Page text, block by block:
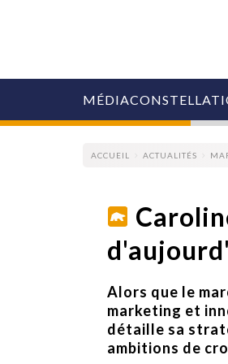
MÉDIA
MARQUES
AGENCES
RETAIL
MÉDIAS
MANAGEMENT
ÉVÉNEMENTIELS
ACCUEIL ACTUALITÉS
Alors que le
marketing et
détaille sa
ambitions de